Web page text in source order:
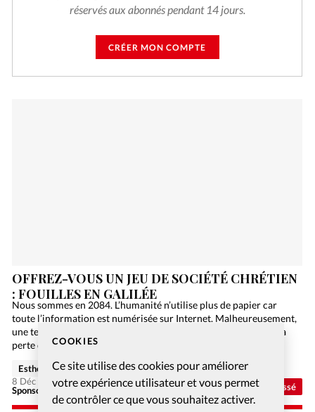
COOKIES
Ce site utilise des cookies pour améliorer
votre expérience utilisateur et vous permet
de contrôler ce que vous souhaitez activer.
réservés aux abonnés pendant 14 jours.
CRÉER MON COMPTE
Non classé
OFFREZ-VOUS UN JEU DE SOCIÉTÉ CHRÉTIEN
: FOUILLES EN GALILÉE
Nous sommes en 2084. L’humanité n’utilise plus de papier car
toute l’information est numérisée sur Internet. Malheureusement,
une terrible panne informatique de niveau mondial engendre la
perte de toutes ces précieuses données, et la Bible…
Sponsorisé - Alliance Biblilque Française
Esther Hänggi
8 Déc 2020